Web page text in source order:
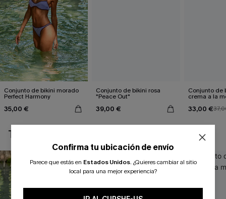
Conjunto de bikini morado
Perfect Harmony
35,00 €
Conjunto de bikini rosa
"Peace Out"
39,00 €
Conjunto de
crema a la
33,00 €
TAMBIÉN TE PUEDE GUSTAR
Confirma tu ubicación de envío
Parece que estás en Estados Unidos. ¿Quieres cambiar al sitio
local para una mejor experiencia?